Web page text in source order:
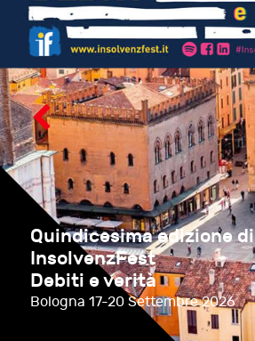
Quindicesima edizione di
InsolvenzFest
Debiti e verità
Bologna 17-20 Settembre 2026